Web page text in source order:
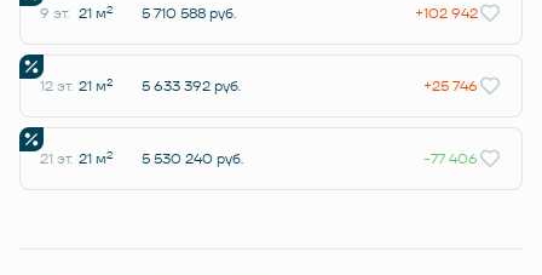
9 эт. 21 м2 5 710 588 руб. +102 942
12 эт. 21 м2 5 633 392 руб. +25 746
21 эт. 21 м2 5 530 240 руб. -77 406